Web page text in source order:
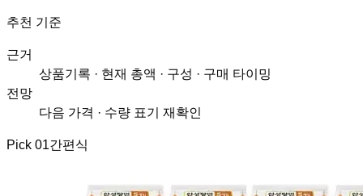
추천 기준
근거
상품기록 · 현재 총액 · 구성 · 구매 타이밍
전망
다음 가격 · 수량 표기 재확인
Pick 01간편식